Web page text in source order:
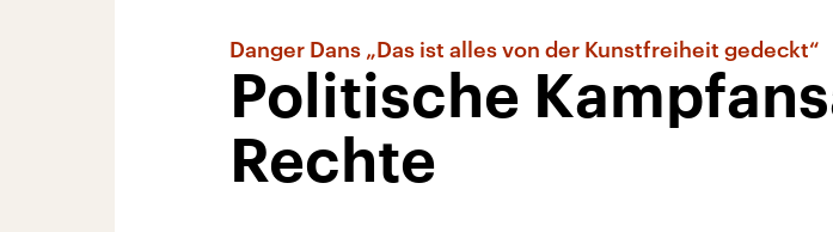
Danger Dans „Das ist alles von der Kunstfreiheit gedeckt“
Politische
Rechte